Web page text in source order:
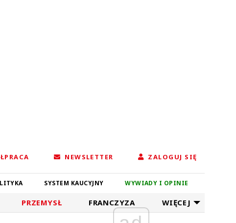
NEWSLETTER ZALOGUJ SIĘ
SYSTEM KAUCYJNY WYWIADY I OPINIE
PRZEMYSŁ FRANCZYZA WIĘCEJ